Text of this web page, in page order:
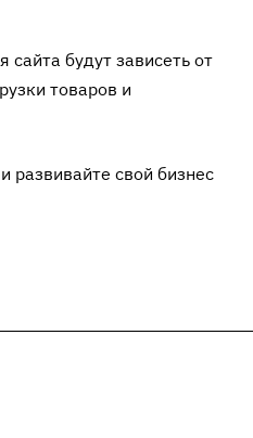
будут зависеть от
товаров и
свой бизнес